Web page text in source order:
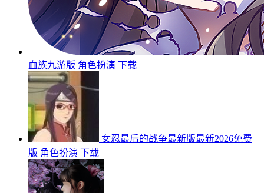
血族九游版 角色扮演 下载
女忍最后的战争最新版最新2026免费
版 角色扮演 下载